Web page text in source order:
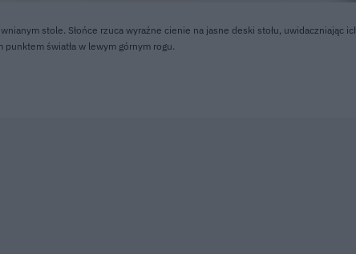
stole. Słońce rzuca wyraźne cienie na jasne deski stołu, uwidaczniając
światła w lewym górnym rogu.